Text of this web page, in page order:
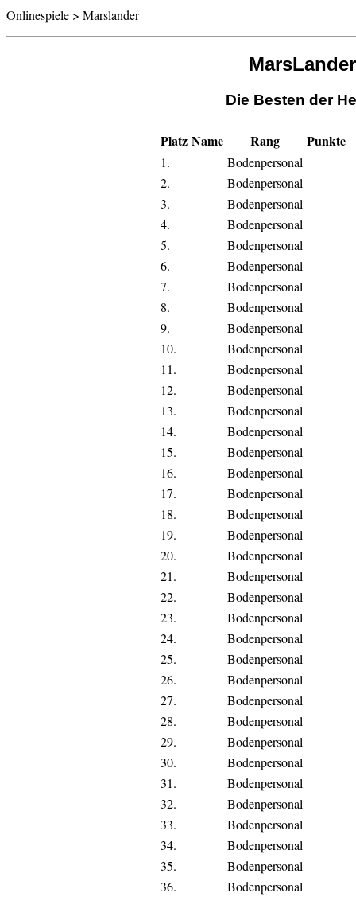
Onlinespiele > Marslander
Die Besten der
Platz Name Rang Punkte
1.
Bodenpersonal
2.
Bodenpersonal
3.
Bodenpersonal
4.
Bodenpersonal
5.
Bodenpersonal
6.
Bodenpersonal
7.
Bodenpersonal
8.
Bodenpersonal
9.
Bodenpersonal
10.
Bodenpersonal
11.
Bodenpersonal
12.
Bodenpersonal
13.
Bodenpersonal
14.
Bodenpersonal
15.
Bodenpersonal
16.
Bodenpersonal
17.
Bodenpersonal
18.
Bodenpersonal
19.
Bodenpersonal
20.
Bodenpersonal
21.
Bodenpersonal
22.
Bodenpersonal
23.
Bodenpersonal
24.
Bodenpersonal
25.
Bodenpersonal
26.
Bodenpersonal
27.
Bodenpersonal
28.
Bodenpersonal
29.
Bodenpersonal
30.
Bodenpersonal
31.
Bodenpersonal
32.
Bodenpersonal
33.
Bodenpersonal
34.
Bodenpersonal
35.
Bodenpersonal
36.
Bodenpersonal